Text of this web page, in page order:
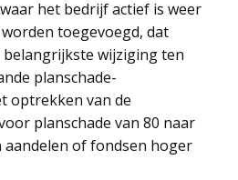
het bedrijf actief is weer
toegevoegd, dat
wijziging ten
planschade-
optrekken van de
planschade van 80 naar
aandelen of fondsen hoger